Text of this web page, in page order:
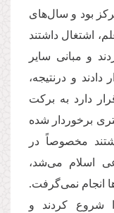
بود و سال‌های
اشتغال داشتند
و مبانی سایر
و درنتیجه،
دارد به برکت
برخوردار شده
مخصوصاً در
اسلام می‌شد،
انجام نمی‌گرفت.
شروع کردند و